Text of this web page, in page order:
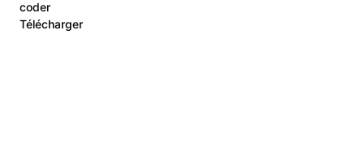
coder
Télécharger